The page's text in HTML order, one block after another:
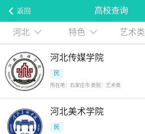
返回 高校查询
河北 特色 艺术类
河北传媒学院
民
所在地：石家庄市 类别：艺术类
河北美术学院
民